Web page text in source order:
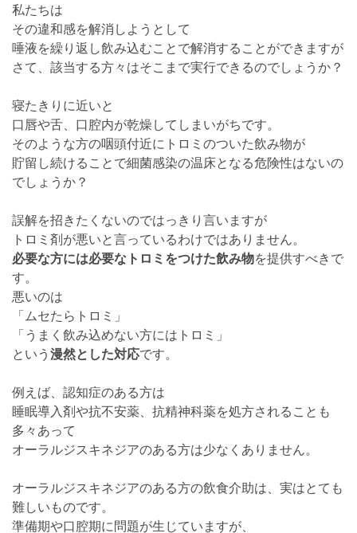
私たちは
その違和感を解消しようとして
唾液を繰り返し飲み込むことで解消することができますが
さて、該当する方々はそこまで実行できるのでしょうか？
寝たきりに近いと
口唇や舌、口腔内が乾燥してしまいがちです。
そのような方の咽頭付近にトロミのついた飲み物が
貯留し続けることで細菌感染の温床となる危険性はないの
でしょうか？
誤解を招きたくないのではっきり言いますが
トロミ剤が悪いと言っているわけではありません。
必要な方には必要なトロミをつけた飲み物を提供すべきで
す。
悪いのは
「ムセたらトロミ」
「うまく飲み込めない方にはトロミ」
という 漫然とした対応です。
例えば、認知症のある方は
睡眠導入剤や抗不安薬、抗精神科薬を処方されることも
多々あって
オーラルジスキネジアのある方は少なくありません。
オーラルジスキネジアのある方の飲食介助は、実はとても
難しいものです。
準備期や口腔期に問題が生じていますが、